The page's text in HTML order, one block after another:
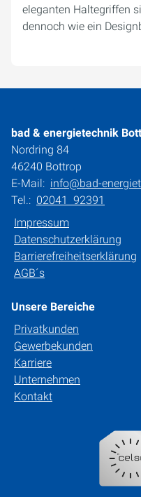
eleganten Haltegriffen
dennoch wie ein
bad & energietechnik
Nordring 84
46240 Bottrop
E-Mail: info@bad-
Tel.: 02041 92391
Impressum
Datenschutzerklärung
Barrierefreiheitserklärung
AGB´s
Unsere Bereiche
Privatkunden
Gewerbekunden
Karriere
Unternehmen
Kontakt